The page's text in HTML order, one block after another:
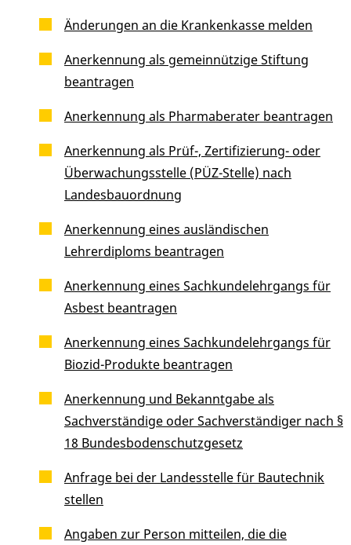
Änderungen an die Krankenkasse melden
Anerkennung als gemeinnützige Stiftung
beantragen
Anerkennung als Pharmaberater beantragen
Anerkennung als Prüf-, Zertifizierung- oder
Überwachungsstelle (PÜZ-Stelle) nach
Landesbauordnung
Anerkennung eines ausländischen
Lehrerdiploms beantragen
Anerkennung eines Sachkundelehrgangs für
Asbest beantragen
Anerkennung eines Sachkundelehrgangs für
Biozid-Produkte beantragen
Anerkennung und Bekanntgabe als
Sachverständige oder Sachverständiger nach §
18 Bundesbodenschutzgesetz
Anfrage bei der Landesstelle für Bautechnik
stellen
Angaben zur Person mitteilen, die die